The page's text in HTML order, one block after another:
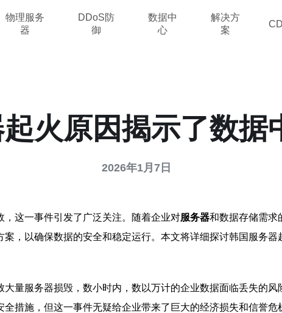
物理服务
器
DDoS防
御
数据中
心
解决方
案
火原因揭示了数据
2026年1月7日
这一事件引发了广泛关注。随着企业对服务器和数据存储需求
案，以确保数据的安全和稳定运行。本文将详细探讨韩国服务器
量服务器损毁，数小时内，数以万计的企业数据面临丢失的
措施，但这一事件无疑给企业带来了巨大的经济损失和信誉危